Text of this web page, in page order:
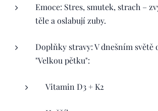
Emoce: Stres, smutek, strach –
těle a oslabují zuby.
Doplňky stravy: V dnešním světě
"Velkou pětku":
Vitamin D3 + K2